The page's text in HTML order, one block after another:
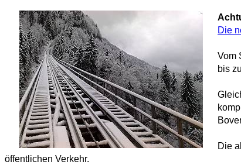
Die
Vom
bis
Die
öffentlichen Verkehr.